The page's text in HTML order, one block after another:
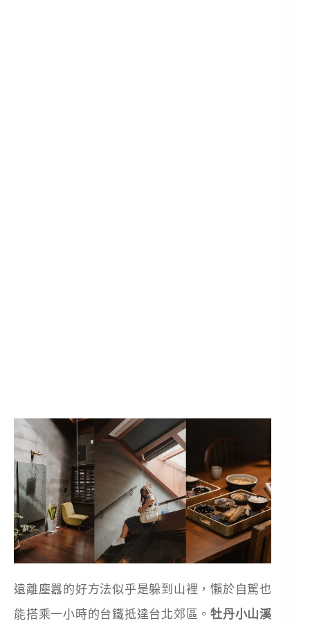
遠離塵囂的好方法似乎是躲到山裡，懶於自駕也
能搭乘一小時的台鐵抵達台北郊區。牡丹小山溪